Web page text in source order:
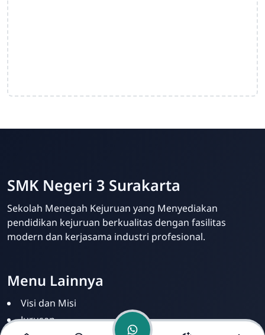
Admin Sekolah
SMK Negeri 3 Surakarta
Sekolah Menegah Kejuruan yang Menyediakan
pendidikan kejuruan berkualitas dengan fasilitas
modern dan kerjasama industri profesional.
Menu Lainnya
Visi dan Misi
Jurusan